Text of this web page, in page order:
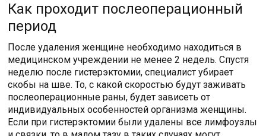
Как проходит послеоперационный
период
После удаления женщине необходимо находиться в
медицинском учреждении не менее 2 недель. Спустя
неделю после гистерэктомии, специалист убирает
скобы на шве. То, с какой скоростью будут заживать
послеоперационные раны, будет зависеть от
индивидуальных особенностей организма женщины.
Если при гистерэктомии были удалены все лимфоузлы